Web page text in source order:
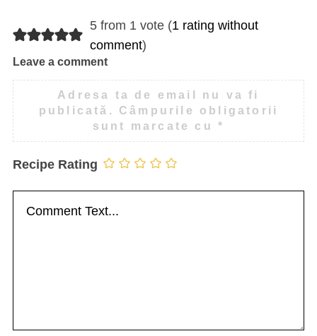
5 from 1 vote (1 rating without
comment)
Leave a comment
Adresa ta de email nu va fi
publicată.
Câmpurile obligatorii
sunt marcate cu *
Recipe Rating